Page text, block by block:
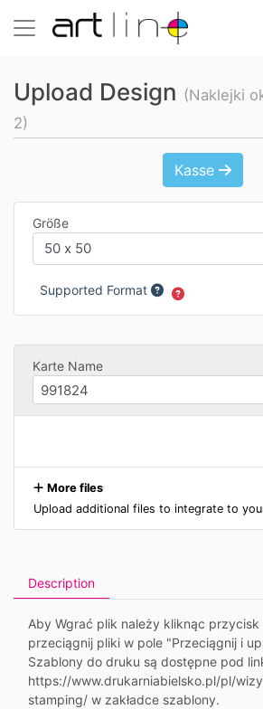
Upload Design (Naklejki
2)
Description
Aby Wgrać plik należy kliknąc przycisk
przeciągnij pliki w pole "Przeciągnij i
Szablony do druku są dostępne pod
https://www.drukarniabielsko.pl/pl/
stamping/ w zakładce szablony.
Kasse
Größe
Supported Format
Karte Name
More files
Upload additional files to integrate to